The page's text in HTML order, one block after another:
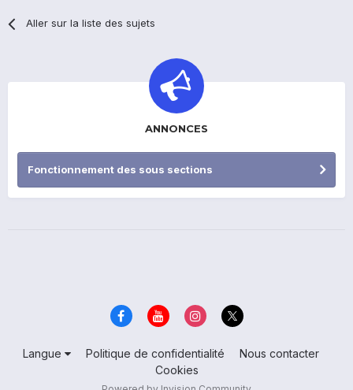
Aller sur la liste des sujets
ANNONCES
Fonctionnement des sous sections
Langue Politique de confidentialité
Nous contacter
Cookies